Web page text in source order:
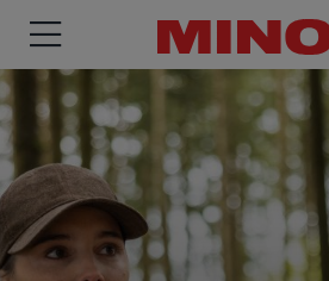
RIFLESCOPE BINOCULARS
SPOTTING
SCOPE